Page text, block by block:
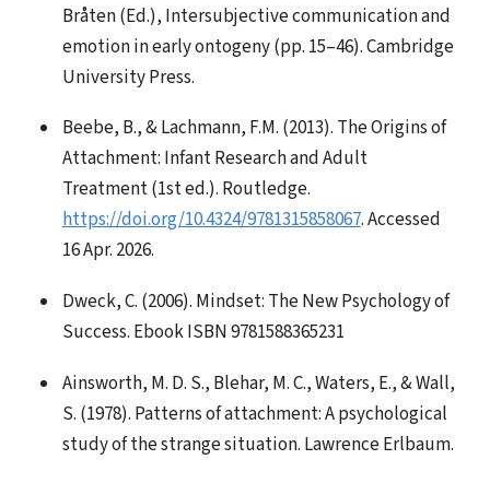
Bråten (Ed.), Intersubjective communication and
emotion in early ontogeny (pp. 15–46). Cambridge
University Press.
Beebe, B., & Lachmann, F.M. (2013). The Origins of
Attachment: Infant Research and Adult
Treatment (1st ed.). Routledge.
https://doi.org/10.4324/9781315858067. Accessed
16 Apr. 2026.
Dweck, C. (2006). Mindset: The New Psychology of
Success. Ebook ISBN 9781588365231
Ainsworth, M. D. S., Blehar, M. C., Waters, E., & Wall,
S. (1978). Patterns of attachment: A psychological
study of the strange situation. Lawrence Erlbaum.